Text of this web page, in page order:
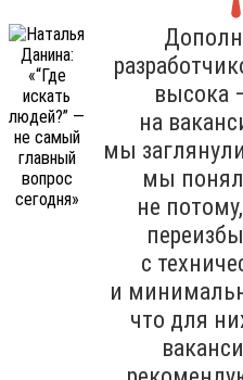
высока
на
мы
мы
не
с
и
что для